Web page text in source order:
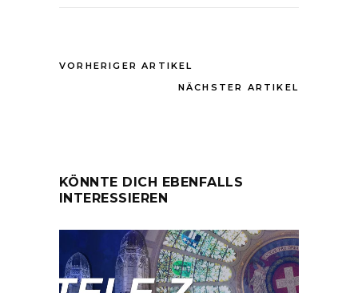
VORHERIGER ARTIKEL
NÄCHSTER ARTIKEL
KÖNNTE DICH EBENFALLS
INTERESSIEREN